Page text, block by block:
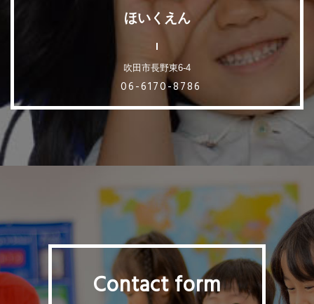
ほいくえん
吹田市長野東6-4
06-6170-8786
Contact form